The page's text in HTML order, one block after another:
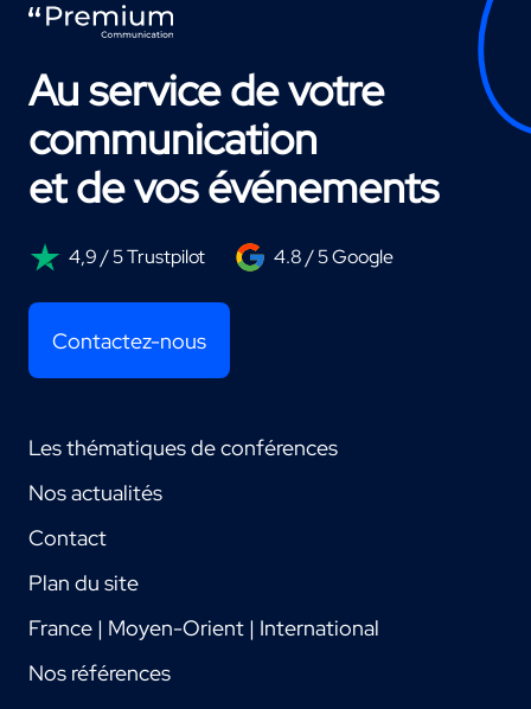
Au service de votre
communication
et de vos événements
4,9 / 5 Trustpilot 4.8 / 5 Google
Contactez-nous
Les thématiques de conférences
Nos actualités
Contact
Plan du site
France | Moyen-Orient | International
Nos références